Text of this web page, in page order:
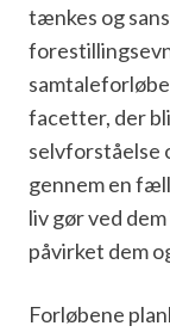
tænkes og
facetter, der
selvforståelse
gennem en
liv gør ved
påvirket dem
Forløbene